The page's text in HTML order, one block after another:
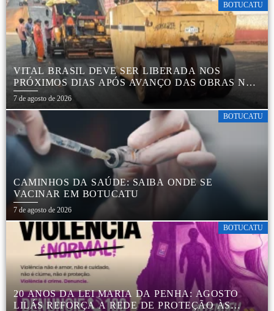
BOTUCATU
VITAL BRASIL DEVE SER LIBERADA NOS
PRÓXIMOS DIAS APÓS AVANÇO DAS OBRAS NA
REGIÃO DA RODOVIÁRIA
7 de agosto de 2026
BOTUCATU
CAMINHOS DA SAÚDE: SAIBA ONDE SE
VACINAR EM BOTUCATU
7 de agosto de 2026
BOTUCATU
20 ANOS DA LEI MARIA DA PENHA: AGOSTO
LILÁS REFORÇA A REDE DE PROTEÇÃO ÀS